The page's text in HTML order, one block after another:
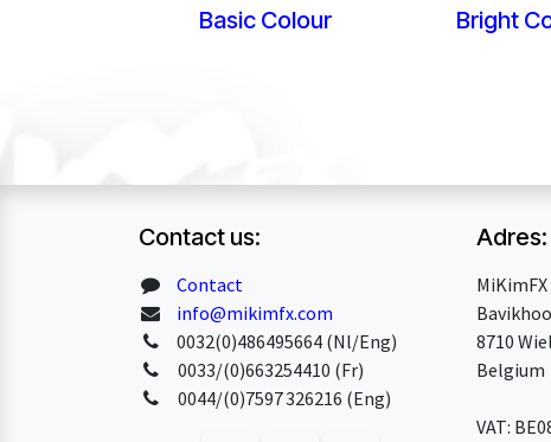
Basic Colour Bright
Contact us:
Contact
info@mikimfx.com
0032(0)486495664 (Nl/Eng)
0033/(0)663254410 (Fr)
0044/(0)7597 326216 (Eng)
Adres:
MiKimFX
8710
Belgium
VAT: